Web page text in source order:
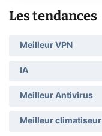
Les tendances
Meilleur VPN
IA
Meilleur Antivirus
Meilleur climatiseur